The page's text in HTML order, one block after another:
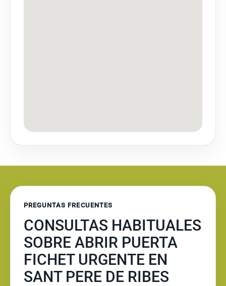
PREGUNTAS FRECUENTES
CONSULTAS HABITUALES
SOBRE ABRIR PUERTA
FICHET URGENTE EN
SANT PERE DE RIBES